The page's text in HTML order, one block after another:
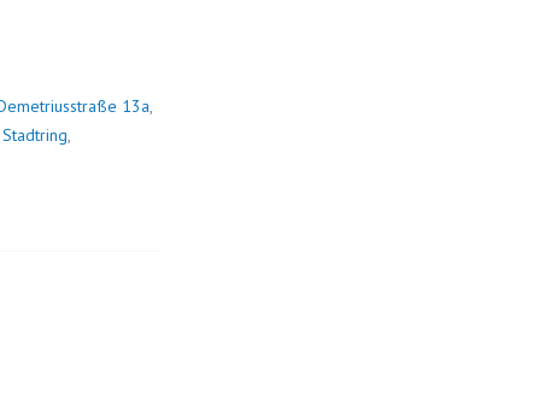
13a,
Stadtring,